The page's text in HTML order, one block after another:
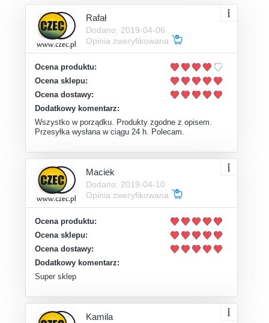
Rafał
Dodano: 2019-04-06
Opinia zweryfikowana
Ocena produktu:
Ocena sklepu:
Ocena dostawy:
Dodatkowy komentarz:
Wszystko w porządku. Produkty zgodne z opisem.
Przesyłka wysłana w ciągu 24 h. Polecam.
Maciek
Dodano: 2019-04-10
Opinia zweryfikowana
Ocena produktu:
Ocena sklepu:
Ocena dostawy:
Dodatkowy komentarz:
Super sklep
Kamila